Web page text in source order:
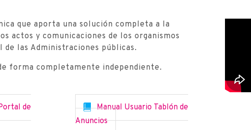
que aporta una solución completa a la
actos y comunicaciones de los organismos
las Administraciones públicas.
forma completamente independiente.
de
Manual Usuario Tablón de
Anuncios